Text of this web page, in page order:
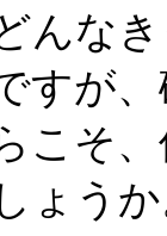
んな
すが
こそ
ょう